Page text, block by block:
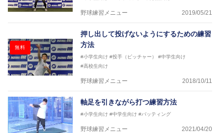
野球練習メニュー 2019/05/21
無料
押し出して投げないようにするための練習
方法
#小学生向け #投手（ピッチャー）
#中学生向け
#高校生向け
野球練習メニュー 2018/10/11
軸足を引きながら打つ練習方法
#小学生向け #中学生向け #バッティング
野球練習メニュー 2021/04/20